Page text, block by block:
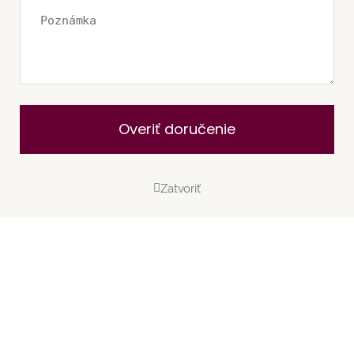
Overiť doručenie
Zatvoriť